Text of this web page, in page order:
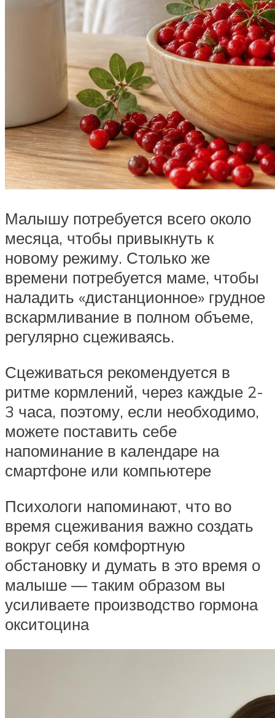
Малышу потребуется всего около
месяца, чтобы привыкнуть к
новому режиму. Столько же
времени потребуется маме, чтобы
наладить «дистанционное» грудное
вскармливание в полном объеме,
регулярно сцеживаясь.
Сцеживаться рекомендуется в
ритме кормлений, через каждые 2-
3 часа, поэтому, если необходимо,
можете поставить себе
напоминание в календаре на
смартфоне или компьютере
Психологи напоминают, что во
время сцеживания важно создать
вокруг себя комфортную
обстановку и думать в это время о
малыше — таким образом вы
усиливаете производство гормона
окситоцина